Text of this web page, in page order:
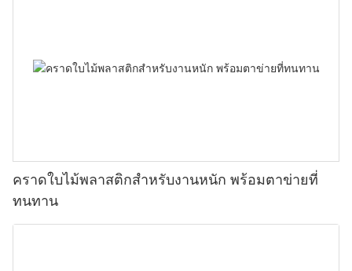
คราดใบไม้พลาสติกสำหรับงานหนัก พร้อมตาข่ายที่
ทนทาน